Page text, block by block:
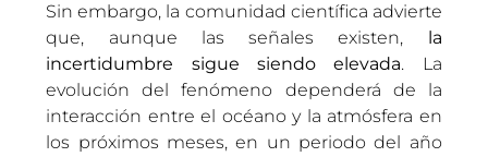
Sin embargo, la comunidad científica advierte
que, aunque las señales existen,
la
incertidumbre sigue siendo elevada. La
evolución del fenómeno dependerá de la
interacción entre el océano y la atmósfera en
los próximos meses, en un periodo del año